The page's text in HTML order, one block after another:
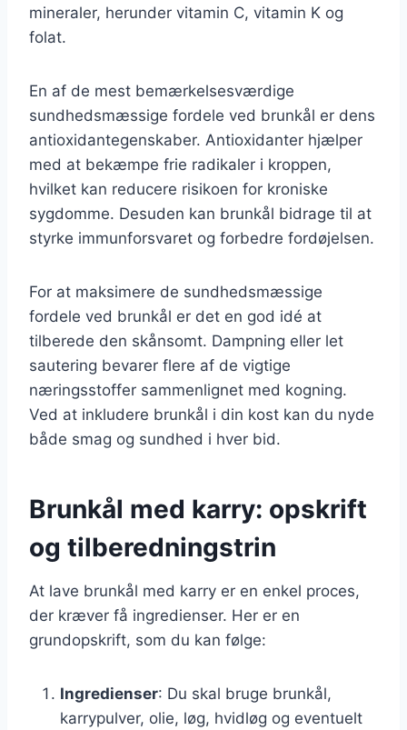
mineraler, herunder vitamin C, vitamin K og
folat.
En af de mest bemærkelsesværdige
sundhedsmæssige fordele ved brunkål er dens
antioxidantegenskaber. Antioxidanter hjælper
med at bekæmpe frie radikaler i kroppen,
hvilket kan reducere risikoen for kroniske
sygdomme. Desuden kan brunkål bidrage til at
styrke immunforsvaret og forbedre fordøjelsen.
For at maksimere de sundhedsmæssige
fordele ved brunkål er det en god idé at
tilberede den skånsomt. Dampning eller let
sautering bevarer flere af de vigtige
næringsstoffer sammenlignet med kogning.
Ved at inkludere brunkål i din kost kan du nyde
både smag og sundhed i hver bid.
Brunkål med karry: opskrift
og tilberedningstrin
At lave brunkål med karry er en enkel proces,
der kræver få ingredienser. Her er en
grundopskrift, som du kan følge:
Ingredienser: Du skal bruge brunkål,
karrypulver, olie, løg, hvidløg og eventuelt